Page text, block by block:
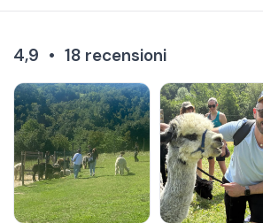
4,9 • 18 recensioni